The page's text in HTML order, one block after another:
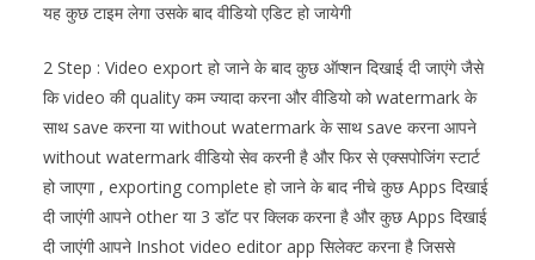
यह कुछ टाइम लेगा उसके बाद वीडियो एडिट हो जायेगी
2 Step : Video export हो जाने के बाद कुछ ऑप्शन दिखाई दी जाएंगे जैसे
कि video की quality कम ज्यादा करना और वीडियो को watermark के
साथ save करना या without watermark के साथ save करना आपने
without watermark वीडियो सेव करनी है और फिर से एक्सपोजिंग स्टार्ट
हो जाएगा , exporting complete हो जाने के बाद नीचे कुछ Apps दिखाई
दी जाएंगी आपने other या 3 डॉट पर क्लिक करना है और कुछ Apps दिखाई
दी जाएंगी आपने Inshot video editor app सिलेक्ट करना है जिससे